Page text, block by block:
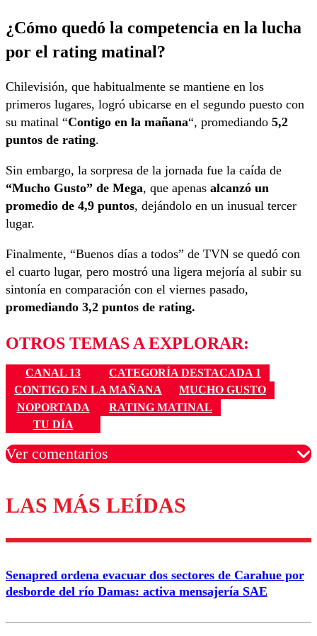
¿Cómo quedó la competencia en la lucha
por el rating matinal?
Chilevisión, que habitualmente se mantiene en los
primeros lugares, logró ubicarse en el segundo puesto con
su matinal “Contigo en la mañana“, promediando 5,2
puntos de rating.
Sin embargo, la sorpresa de la jornada fue la caída de
“Mucho Gusto” de Mega, que apenas alcanzó un
promedio de 4,9 puntos, dejándolo en un inusual tercer
lugar.
Finalmente, “Buenos días a todos” de TVN se quedó con
el cuarto lugar, pero mostró una ligera mejoría al subir su
sintonía en comparación con el viernes pasado,
promediando 3,2 puntos de rating.
OTROS TEMAS A EXPLORAR:
CANAL 13
CATEGORÍA DESTACADA 1
CONTIGO EN LA MAÑANA
MUCHO GUSTO
NOPORTADA
RATING MATINAL
TU DÍA
Ver comentarios
Los comentarios son moderados para garantizar un
diálogo respetuoso.
Correo
LAS MÁS LEÍDAS
Senapred ordena evacuar dos sectores de Carahue por
desborde del río Damas: activa mensajería SAE